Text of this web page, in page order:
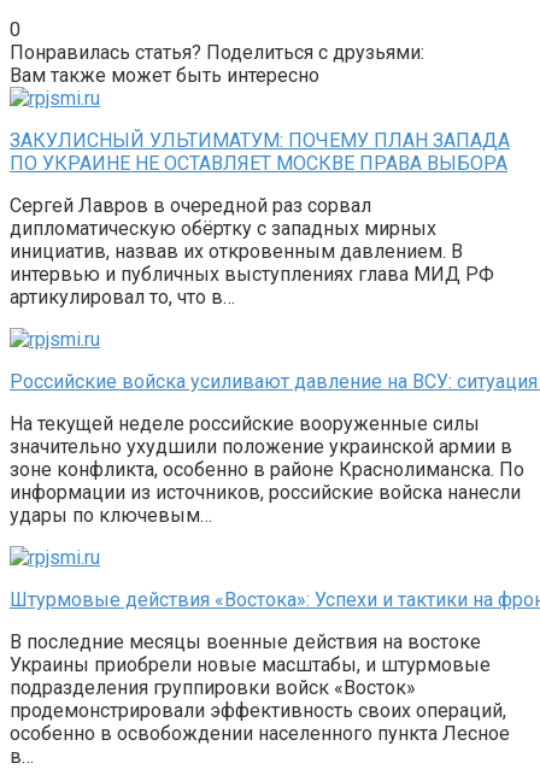
0
Понравилась статья? Поделиться с друзьями:
Вам также может быть интересно
ЗАКУЛИСНЫЙ УЛЬТИМАТУМ: ПОЧЕМУ ПЛАН ЗАПАДА
ПО УКРАИНЕ НЕ ОСТАВЛЯЕТ МОСКВЕ ПРАВА ВЫБОРА
Сергей Лавров в очередной раз сорвал
дипломатическую обёртку с западных мирных
инициатив, назвав их откровенным давлением. В
интервью и публичных выступлениях глава МИД РФ
артикулировал то, что в…
Российские войска усиливают давление на ВСУ:
На текущей неделе российские вооруженные силы
значительно ухудшили положение украинской армии в
зоне конфликта, особенно в районе Краснолиманска. По
информации из источников, российские войска нанесли
удары по ключевым…
Штурмовые действия «Востока»: Успехи и тактики на
В последние месяцы военные действия на востоке
Украины приобрели новые масштабы, и штурмовые
подразделения группировки войск «Восток»
продемонстрировали эффективность своих операций,
особенно в освобождении населенного пункта Лесное
в…